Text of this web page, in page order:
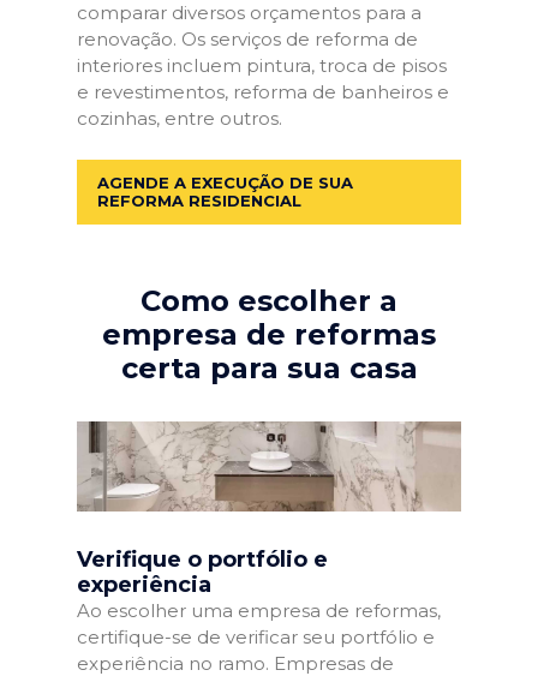
comparar diversos orçamentos para a
renovação. Os serviços de reforma de
interiores incluem pintura, troca de pisos
e revestimentos, reforma de banheiros e
cozinhas, entre outros.
AGENDE A EXECUÇÃO DE SUA
REFORMA RESIDENCIAL
Como escolher a
empresa de reformas
certa para sua casa
Verifique o portfólio e
experiência
Ao escolher uma empresa de reformas,
certifique-se de verificar seu portfólio e
experiência no ramo. Empresas de